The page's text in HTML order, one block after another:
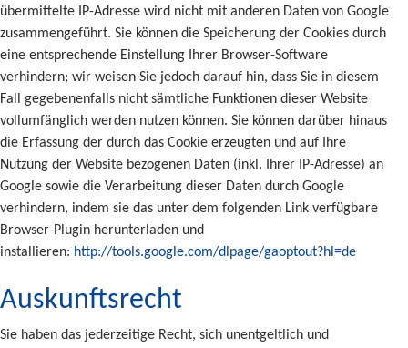
übermittelte IP-Adresse wird nicht mit anderen Daten von Google
zusammengeführt. Sie können die Speicherung der Cookies durch
eine entsprechende Einstellung Ihrer Browser-Software
verhindern; wir weisen Sie jedoch darauf hin, dass Sie in diesem
Fall gegebenenfalls nicht sämtliche Funktionen dieser Website
vollumfänglich werden nutzen können. Sie können darüber hinaus
die Erfassung der durch das Cookie erzeugten und auf Ihre
Nutzung der Website bezogenen Daten (inkl. Ihrer IP-Adresse) an
Google sowie die Verarbeitung dieser Daten durch Google
verhindern, indem sie das unter dem folgenden Link verfügbare
Browser-Plugin herunterladen und
installieren: http://tools.google.com/dlpage/gaoptout?hl=de
Auskunftsrecht
Sie haben das jederzeitige Recht, sich unentgeltlich und